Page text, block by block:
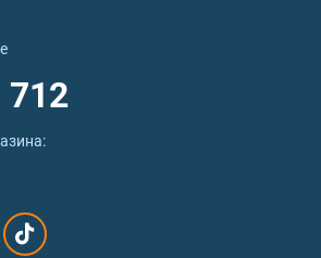
нужны жирные кислоты Омега 3 6
строительным материалом для
органов и систем, регулируют
работу сердца;
для укрепления костей скелета,
712